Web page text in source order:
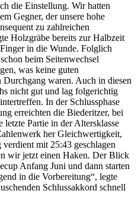
die Einstellung. Wir hatten
Gegner, der unsere hohe
zu zahlreichen
Holzgräbe bereits zur Halbzeit
in die Wunde. Folglich
beim Seitenwechsel
was keine guten
Durchgang waren. Auch in diesen
nicht gut und lag folgerichtig
In der Schlussphase
erreichten die Biederitzer, bei
letzte Partie in der Altersklasse
her Gleichwertigkeit,
mit 25:43 geschlagen
wir jetzt einen Haken. Der Blick
Anfang Juni und dann starten
in die Vorbereitung“, legte
Schlussakkord schnell